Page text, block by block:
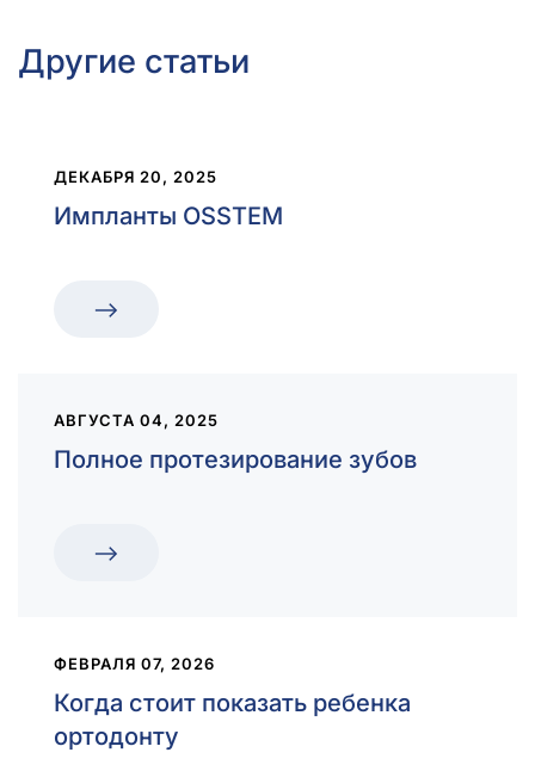
Другие статьи
ДЕКАБРЯ 20, 2025
Импланты OSSTEM
АВГУСТА 04, 2025
Полное протезирование зубов
ФЕВРАЛЯ 07, 2026
Когда стоит показать ребенка
ортодонту